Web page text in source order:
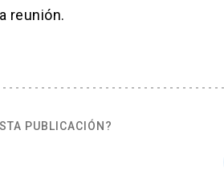
reunión.
PUBLICACIÓN?